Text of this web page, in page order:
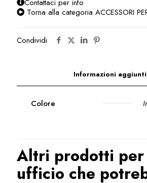
Contattaci per info
Torna alla categoria ACCESSORI
Condividi
Informazioni
Colore
Altri prodotti
ufficio che